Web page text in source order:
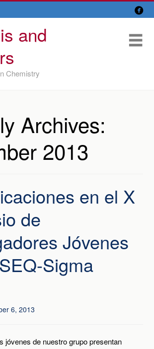

and
Chemistry
Archives:
2013
en el X
de
Jóvenes
Sigma
6, 2013
jóvenes de nuestro grupo presentan